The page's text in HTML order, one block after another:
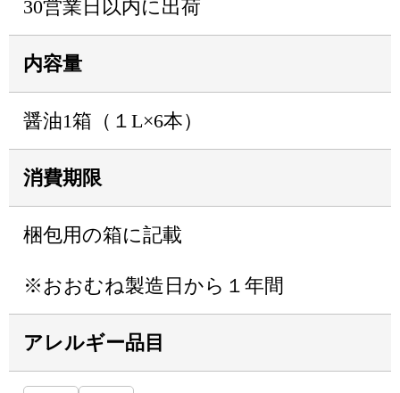
30営業日以内に出荷
内容量
醤油1箱（１L×6本）
消費期限
梱包用の箱に記載
※おおむね製造日から１年間
アレルギー品目